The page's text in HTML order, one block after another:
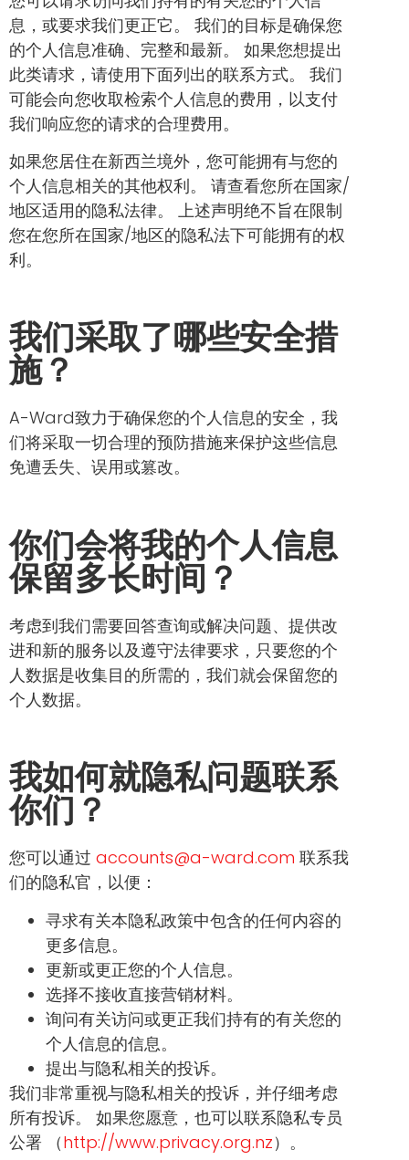
息，或要求我们更正它。 我们的目标是确保您
的个人信息准确、完整和最新。 如果您想提出
此类请求，请使用下面列出的联系方式。 我们
可能会向您收取检索个人信息的费用，以支付
我们响应您的请求的合理费用。
如果您居住在新西兰境外，您可能拥有与您的
个人信息相关的其他权利。 请查看您所在国家/
地区适用的隐私法律。 上述声明绝不旨在限制
您在您所在国家/地区的隐私法下可能拥有的权
利。
我们采取了哪些安全措
施？
A-Ward致力于确保您的个人信息的安全，我
们将采取一切合理的预防措施来保护这些信息
免遭丢失、误用或篡改。
你们会将我的个人信息
保留多长时间？
考虑到我们需要回答查询或解决问题、提供改
进和新的服务以及遵守法律要求，只要您的个
人数据是收集目的所需的，我们就会保留您的
个人数据。
我如何就隐私问题联系
你们？
您可以通过 accounts@a-ward.com 联系我
们的隐私官，以便：
寻求有关本隐私政策中包含的任何内容的
更多信息。
更新或更正您的个人信息。
选择不接收直接营销材料。
询问有关访问或更正我们持有的有关您的
个人信息的信息。
提出与隐私相关的投诉。
我们非常重视与隐私相关的投诉，并仔细考虑
所有投诉。 如果您愿意，也可以联系隐私专员
公署 （http://www.privacy.org.nz）。